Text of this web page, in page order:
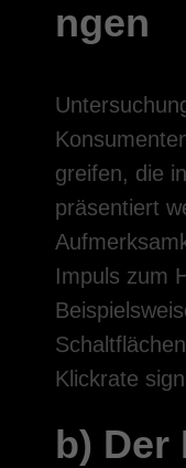
ngen
greifen, die
präsentiert
Impuls zum
Klickrate
b)